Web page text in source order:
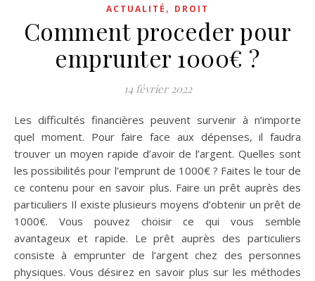
ACTUALITÉ , DROIT
Comment proceder pour
emprunter 1000€ ?
14 février 2022
Les difficultés financières peuvent survenir à n’importe
quel moment. Pour faire face aux dépenses, il faudra
trouver un moyen rapide d’avoir de l’argent. Quelles sont
les possibilités pour l’emprunt de 1000€ ? Faites le tour de
ce contenu pour en savoir plus. Faire un prêt auprès des
particuliers Il existe plusieurs moyens d’obtenir un prêt de
1000€. Vous pouvez choisir ce qui vous semble
avantageux et rapide. Le prêt auprès des particuliers
consiste à emprunter de l’argent chez des personnes
physiques. Vous désirez en savoir plus sur les méthodes